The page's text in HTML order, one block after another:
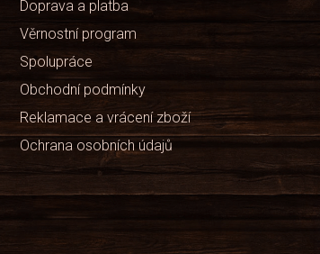
Doprava a platba
Věrnostní program
Spolupráce
Obchodní podmínky
Reklamace a vrácení zboží
Ochrana osobních údajů